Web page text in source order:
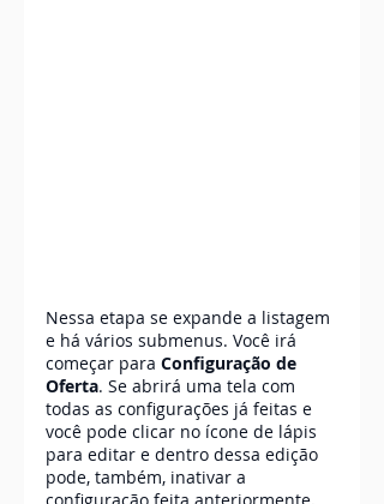
Nessa etapa se expande a listagem
e há vários submenus. Você irá
começar para Configuração de
Oferta. Se abrirá uma tela com
todas as configurações já feitas e
você pode clicar no ícone de lápis
para editar e dentro dessa edição
pode, também, inativar a